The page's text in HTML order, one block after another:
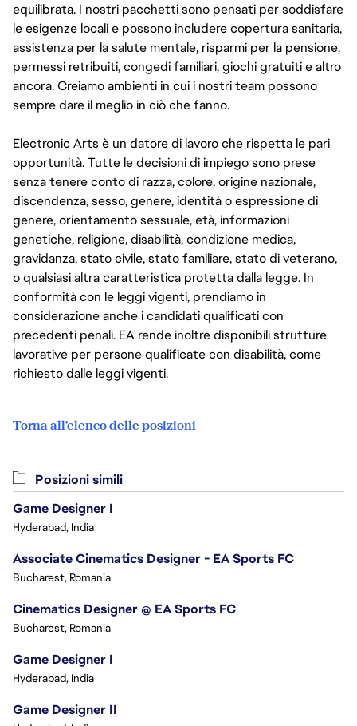
equilibrata. I nostri pacchetti sono pensati per soddisfare
le esigenze locali e possono includere copertura sanitaria,
assistenza per la salute mentale, risparmi per la pensione,
permessi retribuiti, congedi familiari, giochi gratuiti e altro
ancora. Creiamo ambienti in cui i nostri team possono
sempre dare il meglio in ciò che fanno.
Electronic Arts è un datore di lavoro che rispetta le pari
opportunità. Tutte le decisioni di impiego sono prese
senza tenere conto di razza, colore, origine nazionale,
discendenza, sesso, genere, identità o espressione di
genere, orientamento sessuale, età, informazioni
genetiche, religione, disabilità, condizione medica,
gravidanza, stato civile, stato familiare, stato di veterano,
o qualsiasi altra caratteristica protetta dalla legge. In
conformità con le leggi vigenti, prendiamo in
considerazione anche i candidati qualificati con
precedenti penali. EA rende inoltre disponibili strutture
lavorative per persone qualificate con disabilità, come
richiesto dalle leggi vigenti.
Torna all'elenco delle posizioni
Posizioni simili
Game Designer I
Hyderabad, India
Associate Cinematics Designer - EA Sports FC
Bucharest, Romania
Cinematics Designer @ EA Sports FC
Bucharest, Romania
Game Designer I
Hyderabad, India
Game Designer II